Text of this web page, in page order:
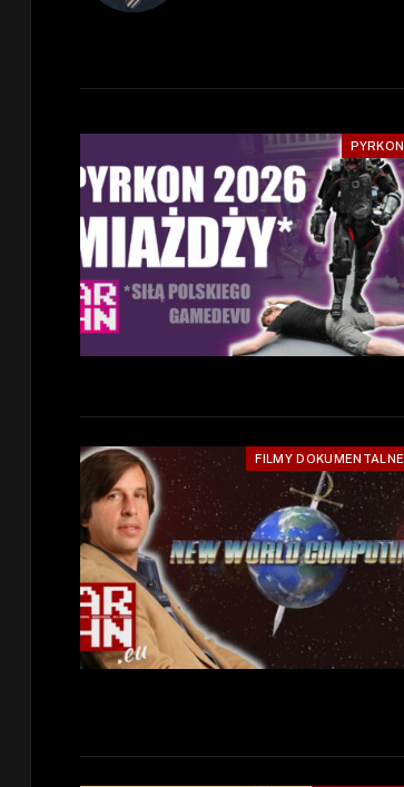
PYRKON
FILMY DOKUMENTALNE